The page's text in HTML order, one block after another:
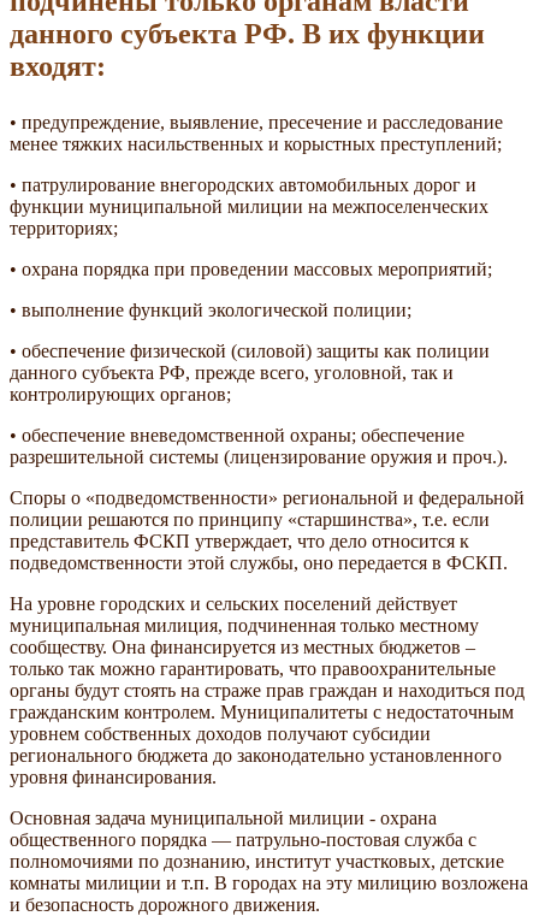
данного субъекта РФ. В их функции
входят:
• предупреждение, выявление, пресечение и расследование
менее тяжких насильственных и корыстных преступлений;
• патрулирование внегородских автомобильных дорог и
функции муниципальной милиции на межпоселенческих
территориях;
• охрана порядка при проведении массовых мероприятий;
• выполнение функций экологической полиции;
• обеспечение физической (силовой) защиты как полиции
данного субъекта РФ, прежде всего, уголовной, так и
контролирующих органов;
• обеспечение вневедомственной охраны; обеспечение
разрешительной системы (лицензирование оружия и проч.).
Споры о «подведомственности» региональной и федеральной
полиции решаются по принципу «старшинства», т.е. если
представитель ФСКП утверждает, что дело относится к
подведомственности этой службы, оно передается в ФСКП.
На уровне городских и сельских поселений действует
муниципальная милиция, подчиненная только местному
сообществу. Она финансируется из местных бюджетов –
только так можно гарантировать, что правоохранительные
органы будут стоять на страже прав граждан и находиться под
гражданским контролем. Муниципалитеты с недостаточным
уровнем собственных доходов получают субсидии
регионального бюджета до законодательно установленного
уровня финансирования.
Основная задача муниципальной милиции - охрана
общественного порядка — патрульно-постовая служба с
полномочиями по дознанию, институт участковых, детские
комнаты милиции и т.п. В городах на эту милицию возложена
и безопасность дорожного движения.